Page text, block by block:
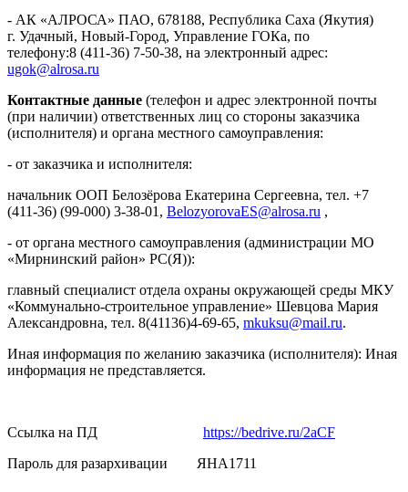
- АК «АЛРОСА» ПАО, 678188, Республика Саха (Якутия)
г. Удачный, Новый-Город, Управление ГОКа, по
телефону:8 (411-36) 7-50-38, на электронный адрес:
ugok@alrosa.ru
Контактные данные (телефон и адрес электронной почты
(при наличии) ответственных лиц со стороны заказчика
(исполнителя) и органа местного самоуправления:
- от заказчика и исполнителя:
начальник ООП Белозёрова Екатерина Сергеевна, тел. +7
(411-36) (99-000) 3-38-01, BelozyorovaES@alrosa.ru ,
- от органа местного самоуправления (администрации МО
«Мирнинский район» РС(Я)):
главный специалист отдела охраны окружающей среды МКУ
«Коммунально-строительное управление» Шевцова Мария
Александровна, тел. 8(41136)4-69-65, mkuksu@mail.ru.
Иная информация по желанию заказчика (исполнителя): Иная
информация не представляется.
Ссылка на ПД https://bedrive.ru/2aCF
Пароль для разархивации ЯНА1711